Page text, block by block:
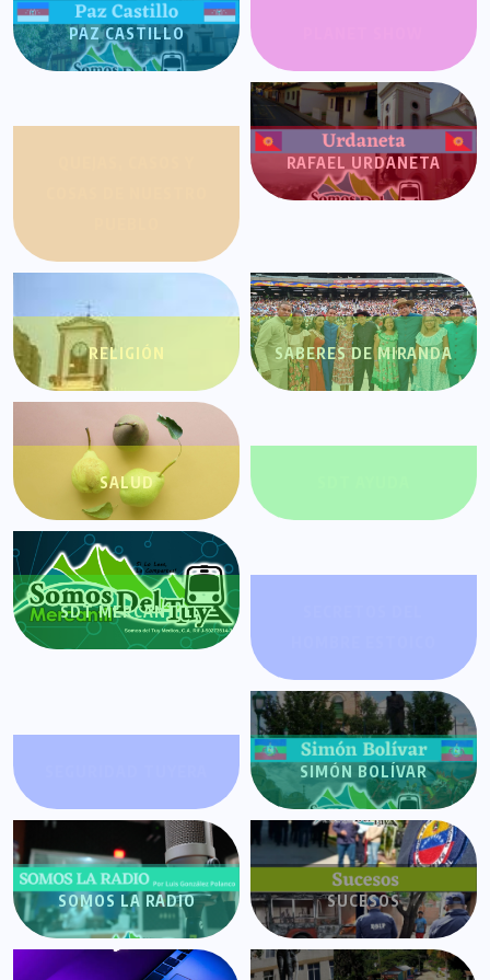
PAZ CASTILLO
RAFAEL URDANETA
RELIGIÓN SABERES DE MIRANDA
SALUD
SDT MERCANTIL
SIMÓN BOLÍVAR
SOMOS LA RADIO SUCESOS